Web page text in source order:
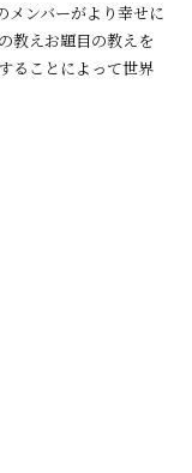
メンバーがより幸せに
教えお題目の教えを
ることによって世界